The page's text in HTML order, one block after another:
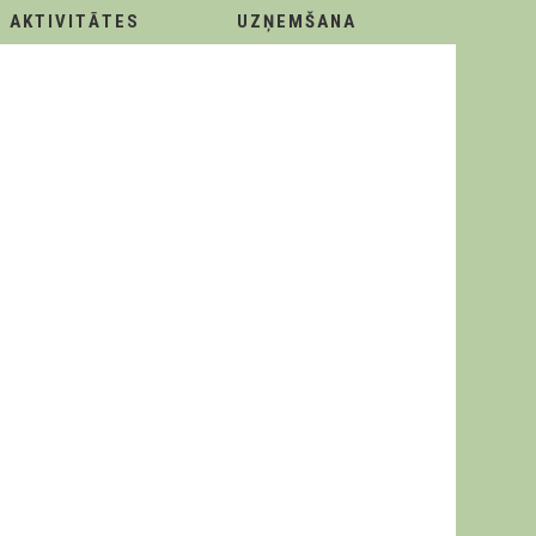
AKTIVITĀTES UZŅEMŠANA